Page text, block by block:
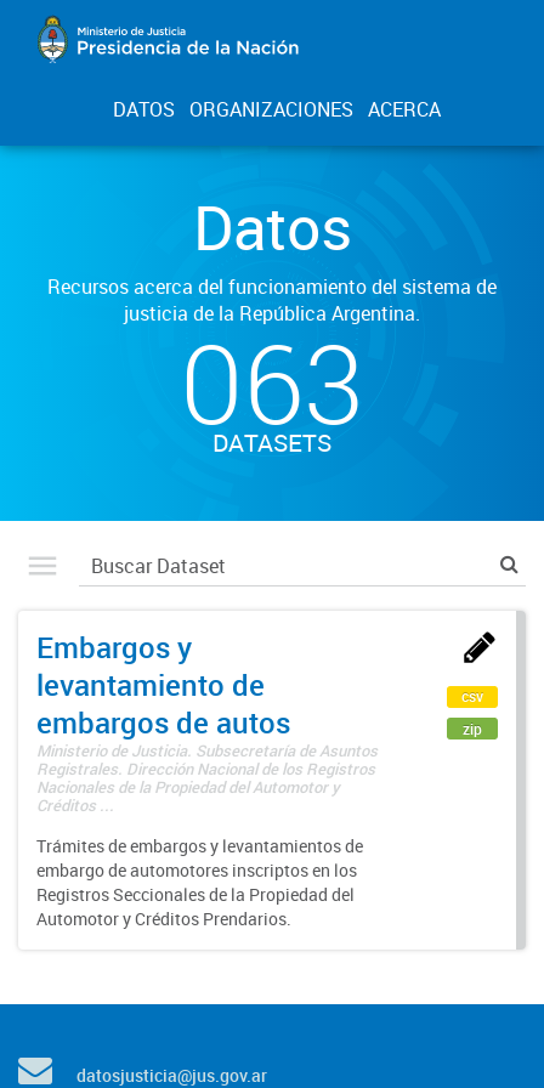
DATOS ORGANIZACIONES ACERCA
Datos
Recursos acerca del funcionamiento del sistema de
justicia de la República Argentina.
063
DATASETS
Embargos y
levantamiento de
embargos de autos
Ministerio de Justicia. Subsecretaría de Asuntos
Registrales. Dirección Nacional de los Registros
Nacionales de la Propiedad del Automotor y
Créditos ...
Trámites de embargos y levantamientos de
embargo de automotores inscriptos en los
Registros Seccionales de la Propiedad del
Automotor y Créditos Prendarios.
csv
zip
datosjusticia@jus.gov.ar